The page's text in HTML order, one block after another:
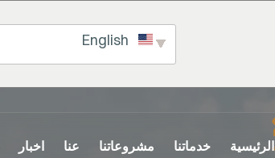
الرئيسية خدماتنا مشروعاتنا عنا اخبار